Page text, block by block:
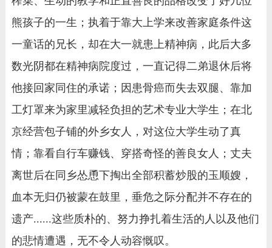
熊孩子的一生；执着于靠大上学来改善家庭条件这
一童话的兄长，却在大一就患上精神病，此后大多
数光阴都在精神病院度过，一直记得二弟退休后将
他接回家同住的承诺；因患骨癌而失去双腿、靠加
工灯罩来为家里减轻负担的艺术专业大学生；在北
京经营包子铺的外乡女人，对这位大学生动了真
情；靠看自行车赚钱、穿搭奇怪的善良女人；丈夫
离世后在同乡怂恿下掏出全部积蓄炒股的玉顺嫂，
血本无归仍被蒙在鼓里，垂危之际分配并不存在的
遗产......这些质朴的、努力挣扎着生活的人以及他们
的悲情遭遇，无不令人动容慨叹。